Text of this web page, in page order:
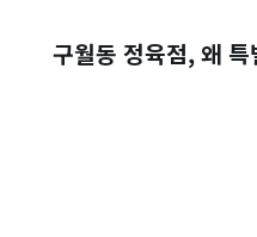
구월동 정육점, 왜 특